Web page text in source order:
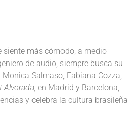
más cómodo, a medio
de audio, siempre busca su
Salmaso, Fabiana Cozza,
en Madrid y Barcelona,
y celebra la cultura brasileña.